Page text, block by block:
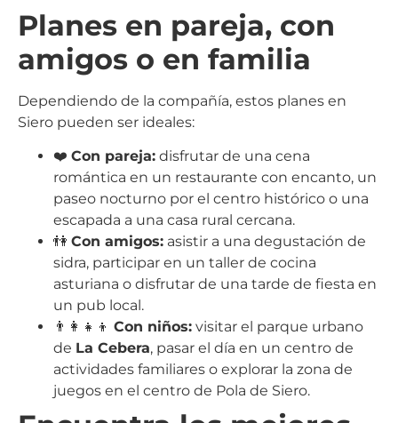
Planes en pareja, con
amigos o en familia
Dependiendo de la compañía, estos planes en
Siero pueden ser ideales:
❤️ Con pareja: disfrutar de una cena
romántica en un restaurante con encanto, un
paseo nocturno por el centro histórico o una
escapada a una casa rural cercana.
👫 Con amigos: asistir a una degustación de
sidra, participar en un taller de cocina
asturiana o disfrutar de una tarde de fiesta en
un pub local.
👨‍👩‍👧‍👦 Con niños: visitar el parque urbano
de La Cebera, pasar el día en un centro de
actividades familiares o explorar la zona de
juegos en el centro de Pola de Siero.